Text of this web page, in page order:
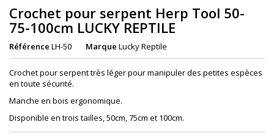
Crochet pour serpent Herp Tool 50-
75-100cm LUCKY REPTILE
Référence LH-50 Marque Lucky Reptile
Crochet pour serpent très léger pour manipuler des petites espèces
en toute sécurité.
Manche en bois ergonomique.
Disponible en trois tailles, 50cm, 75cm et 100cm.